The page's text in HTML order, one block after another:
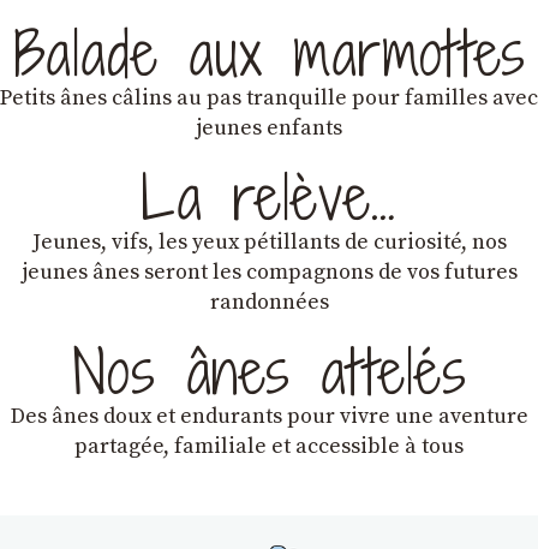
Balade aux marmottes
Petits ânes câlins au pas tranquille pour familles avec
jeunes enfants
La relève…
Jeunes, vifs, les yeux pétillants de curiosité, nos
jeunes ânes seront les compagnons de vos futures
randonnées
Nos ânes attelés
Des ânes doux et endurantspour vivre une aventure
partagée, familiale et accessible à tous